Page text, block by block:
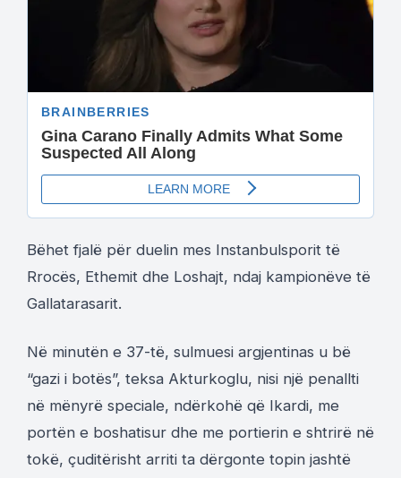
Bëhet fjalë për duelin mes Instanbulsporit të
Rrocës, Ethemit dhe Loshajt, ndaj kampionëve të
Gallatarasarit.
Në minutën e 37-të, sulmuesi argjentinas u bë
“gazi i botës”, teksa Akturkoglu, nisi një penallti
në mënyrë speciale, ndërkohë që Ikardi, me
portën e boshatisur dhe me portierin e shtrirë në
tokë, çuditërisht arriti ta dërgonte topin jashtë